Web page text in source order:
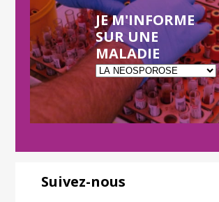
JE M'INFORME
SUR UNE
MALADIE
Suivez-nous